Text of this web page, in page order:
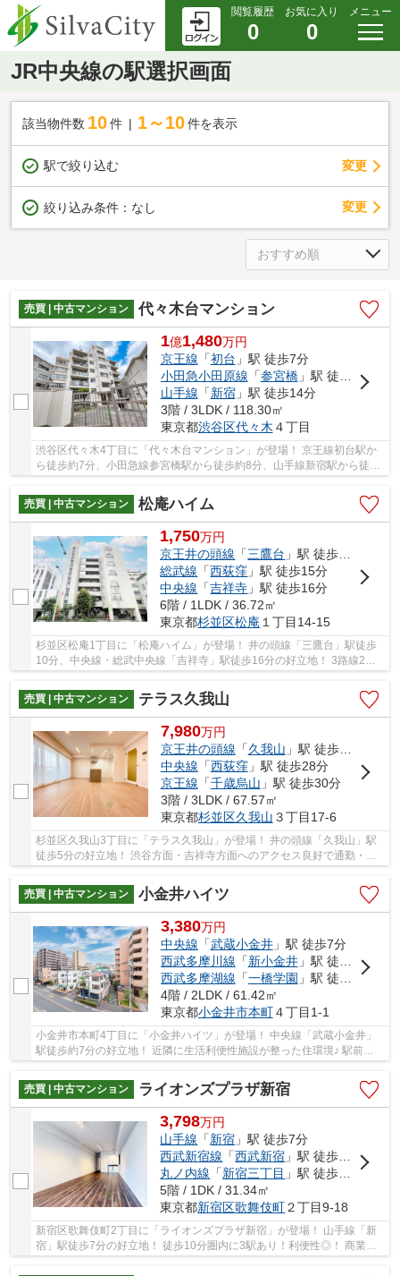
閲覧履歴
0
お気に入り
0
メニュー
JR中央線の駅選択画面
該当物件数 10件 1～10 件を表示
駅で絞り込む 変更
絞り込み条件： なし 変更
売買 | 中古マンション 代々木台マンション
1億1,480万円
京王線 「初台 」駅 徒歩7分
小田急小田原線 「参宮橋」駅 徒歩8分
山手線 「新宿」駅 徒歩14分
3階 / 3LDK / 118.30㎡
東京都渋谷区代々木 ４丁目
渋谷区代々木4丁目に「代々木台マンション」が登場！ 京王線初台駅か
ら徒歩約7分、小田急線参宮橋駅から徒歩約8分、山手線新宿駅から徒歩
売買 | 中古マンション
松庵ハイム
1,750万円
京王井の頭線 「三鷹台 」駅 徒歩10分
総武線 「西荻窪 」駅 徒歩15分
中央線 「吉祥寺 」駅 徒歩16分
6階 / 1LDK / 36.72㎡
東京都杉並区松庵 １丁目14-15
杉並区松庵1丁目に「松庵ハイム」が登場！ 井の頭線「三鷹台」駅徒歩
10分、中央線・総武中央線「吉祥寺」駅徒歩16分の好立地！ 3路線2駅
売買 | 中古マンション
テラス久我山
7,980万円
京王井の頭線 「久我山 」駅 徒歩5分
中央線 「西荻窪」駅 徒歩28分
京王線 「千歳烏山 」駅 徒歩30分
3階 / 3LDK / 67.57㎡
東京都杉並区久我山 ３丁目17-6
杉並区久我山3丁目に「テラス久我山」が登場！ 井の頭線「久我山」駅
徒歩5分の好立地！ 渋谷方面・吉祥寺方面へのアクセス良好で通勤・通
売買 | 中古マンション
小金井ハイツ
3,380万円
中央線 「武蔵小金井」駅 徒歩7分
西武多摩川線 「新小金井」駅 徒歩34分
西武多摩湖線 「一橋学園 」駅 徒歩49分
4階 / 2LDK / 61.42㎡
東京都小金井市本町４丁目1-1
小金井市本町4丁目に「小金井ハイツ」が登場！ 中央線「武蔵小金井」
駅徒歩約7分の好立地！ 近隣に生活利便性施設が整った住環境♪ 駅前に
は商店街があり、お買い物やお食事を楽しめま...
売買 | 中古マンション
ライオンズプラザ新宿
3,798万円
山手線 「新宿 」駅 徒歩7分
西武新宿線 「西武新宿 」駅 徒歩7分
丸ノ内線 「新宿三丁目 」駅 徒歩7分
5階 / 1DK / 31.34㎡
東京都新宿区歌舞伎町２丁目9-18
新宿区歌舞伎町2丁目に「ライオンズプラザ新宿」が登場！ 山手線「新
宿」駅徒歩7分の好立地！ 徒歩10分圏内に3駅あり！利便性◎！ 商業施
設や飲食店が多数あり、お買い物やお食事を楽し...